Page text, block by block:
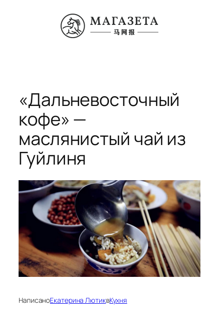
содержимому
«Дальневосточный
кофе» —
маслянистый чай из
Гуйлиня
НаписаноЕкатерина ЛютиквКухня